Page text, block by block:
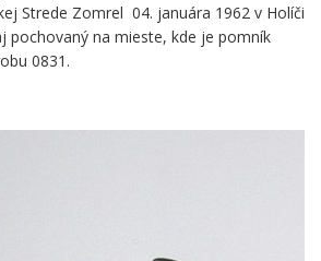
Strede Zomrel 04. januára 1962 v Holíči
pochovaný na mieste, kde je pomník
0831.